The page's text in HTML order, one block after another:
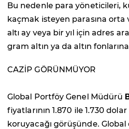
Bu nedenle para yöneticileri,
kaçmak isteyen parasına orta
altı ay veya bir yıl için adres
gram altın ya da altın
CAZİP GÖRÜNMÜYOR
Global Portföy Genel Müdürü
fiyatlarının 1.870 ile 1.730
koruyacağı görüşünde.